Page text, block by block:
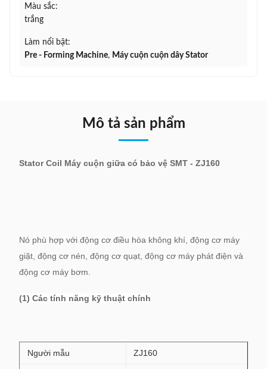
Màu sắc:
trắng
Làm nổi bật:
Pre - Forming Machine, Máy cuộn cuộn dây Stator
Mô tả sản phẩm
Stator Coil Máy cuộn giữa có bảo vệ SMT - ZJ160
Nó phù hợp với động cơ điều hòa không khí, động cơ máy
giặt, động cơ nén, động cơ quạt, động cơ máy phát điện và
động cơ máy bơm.
(1) Các tính năng kỹ thuật chính
Người mẫu ZJ160